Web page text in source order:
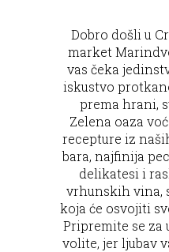
Dobro došli u
market
vas čeka
iskustvo
prema hrani,
Zelena oaza
recepture iz
bara, najfinija
delikatesi i
vrhunskih vina,
koja će osvojiti
Pripremite se za
volite, jer ljubav